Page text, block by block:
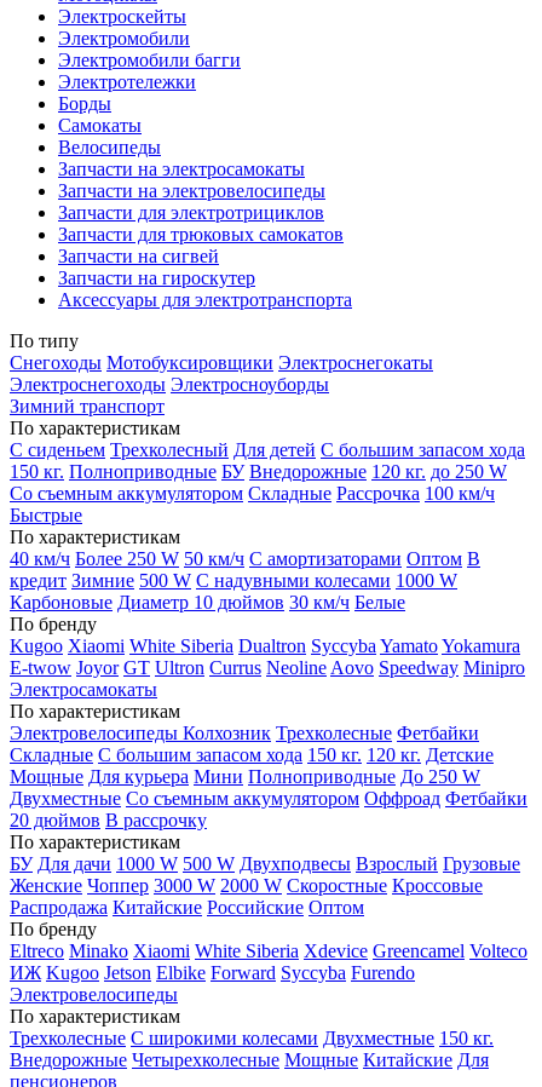
Электроскейты
Электромобили
Электромобили багги
Электротележки
Борды
Самокаты
Велосипеды
Запчасти на электросамокаты
Запчасти на электровелосипеды
Запчасти для электротрициклов
Запчасти для трюковых самокатов
Запчасти на сигвей
Запчасти на гироскутер
Аксессуары для электротранспорта
По типу
Снегоходы Мотобуксировщики Электроснегокаты
Электроснегоходы Электросноуборды
Зимний транспорт
По характеристикам
С сиденьем Трехколесный Для детей С большим запасом хода
150 кг. Полноприводные БУ Внедорожные 120 кг. до 250 W
Со съемным аккумулятором Складные Рассрочка 100 км/ч
Быстрые
По характеристикам
40 км/ч Более 250 W 50 км/ч С амортизаторами Оптом В
кредит Зимние 500 W С надувными колесами 1000 W
Карбоновые Диаметр 10 дюймов 30 км/ч Белые
По бренду
Kugoo Xiaomi White Siberia Dualtron Syccyba YamatoYokamura
E-twow Joyor GT Ultron Currus Neoline Aovo Speedway Minipro
Электросамокаты
По характеристикам
Электровелосипеды Колхозник Трехколесные Фетбайки
Складные С большим запасом хода 150 кг. 120 кг. Детские
Мощные Для курьера Мини Полноприводные До 250 W
Двухместные Со съемным аккумулятором Оффроад Фетбайки
20 дюймов В рассрочку
По характеристикам
БУ Для дачи 1000 W 500 W Двухподвесы Взрослый Грузовые
Женские Чоппер 3000 W 2000 W Скоростные Кроссовые
Распродажа Китайские Российские Оптом
По бренду
Eltreco Minako Xiaomi White Siberia Xdevice Greencamel Volteco
ИЖ Kugoo Jetson Elbike Forward Syccyba Furendo
Электровелосипеды
По характеристикам
Трехколесные С широкими колесами Двухместные 150 кг.
Внедорожные Четырехколесные Мощные Китайские Для
пенсионеров